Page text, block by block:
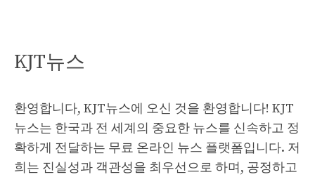
KJT뉴스
환영합니다, KJT뉴스에 오신 것을 환영합니다! KJT
뉴스는 한국과 전 세계의 중요한 뉴스를 신속하고 정
확하게 전달하는 무료 온라인 뉴스 플랫폼입니다. 저
희는 진실성과 객관성을 최우선으로 하며, 공정하고